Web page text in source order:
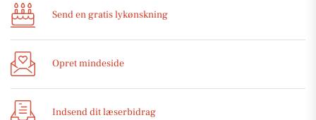
Send en gratis lykønskning
Opret mindeside
Indsend dit læserbidrag